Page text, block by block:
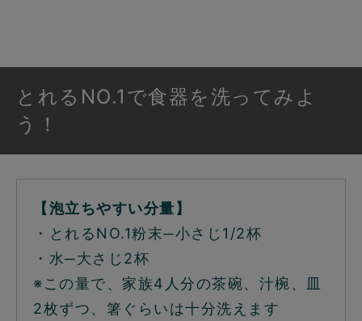
とれるNO.1で食器を洗ってみよ
う！
【泡立ちやすい分量】
・とれるNO.1粉末─小さじ1/2杯
・水─大さじ2杯
※この量で、家族4人分の茶碗、汁椀、皿
2枚ずつ、箸ぐらいは十分洗えます